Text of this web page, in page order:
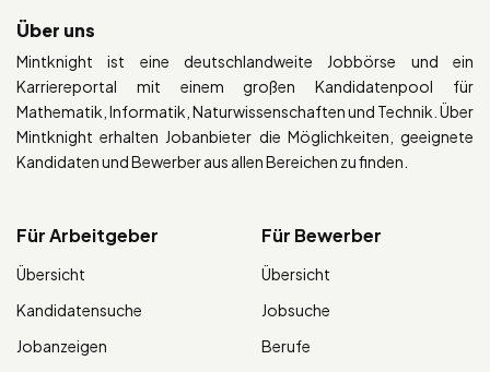
Über uns
Mintknight ist eine deutschlandweite Jobbörse und ein
Karriereportal mit einem großen Kandidatenpool für
Mathematik, Informatik, Naturwissenschaften und Technik. Über
Mintknight erhalten Jobanbieter die Möglichkeiten, geeignete
Kandidaten und Bewerber aus allen Bereichen zu finden.
Für Arbeitgeber
Übersicht
Kandidatensuche
Jobanzeigen
Für Bewerber
Übersicht
Jobsuche
Berufe